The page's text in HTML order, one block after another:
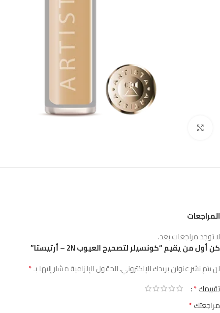
المراجعات
لا توجد مراجعات بعد.
كن أول من يقيم “كونسيلر لتصحيح العيوب 2N – أرتيستا”
لن يتم نشر عنوان بريدك الإلكتروني.الحقول الإلزامية مشار إليها بـ*
تقييمك*
مراجعتك*